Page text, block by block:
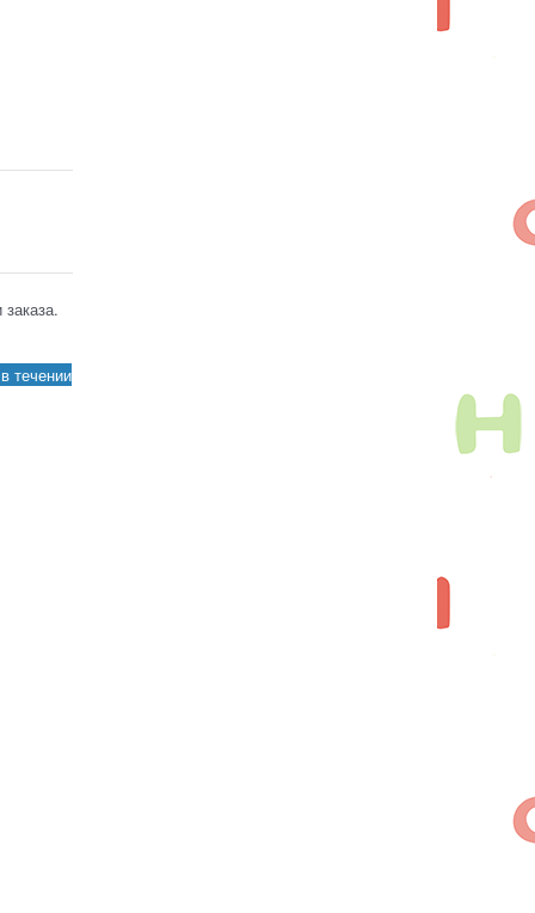
течении